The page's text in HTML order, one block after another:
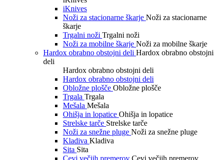
iKnives
Noži za stacionarne škarje Noži za stacionarne
škarje
Trgalni noži Trgalni noži
Noži za mobilne škarje Noži za mobilne škarje
Hardox obrabno obstojni deli Hardox obrabno obstojni
deli
Hardox obrabno obstojni deli
Hardox obrabno obstojni deli
Obložne plošče Obložne plošče
Trgala Trgala
Mešala Mešala
Ohišja in lopatice Ohišja in lopatice
Strelske tarče Strelske tarče
Noži za snežne pluge Noži za snežne pluge
Kladiva Kladiva
Sita Sita
Cevi večjih premerov Cevi večjih premerov